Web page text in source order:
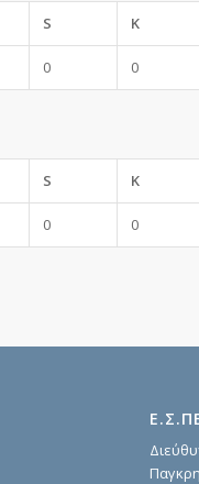
S K
0 0
S K
0 0